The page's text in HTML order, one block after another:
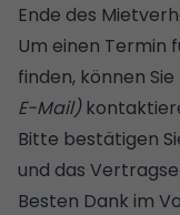
Ende des
Um einen Termin
finden, können
E-Mail)
Bitte bestätigen
und das
Besten Dank im